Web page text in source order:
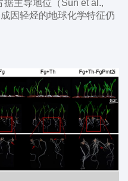
主导地位（Sun et al.,
因轻烃的地球化学特征仍